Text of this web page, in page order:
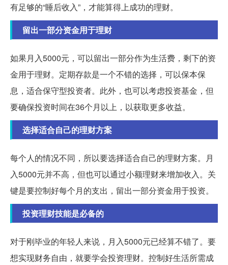
有足够的“睡后收入”，才能算得上成功的理财。
留出一部分资金用于理财
如果月入5000元，可以留出一部分作为生活费，剩下的资
金用于理财。定期存款是一个不错的选择，可以保本保
息，适合保守型投资者。此外，也可以考虑投资基金，但
要确保投资时间在36个月以上，以获取更多收益。
选择适合自己的理财方案
每个人的情况不同，所以要选择适合自己的理财方案。月
入5000元并不高，但也可以通过小额理财来增加收入。关
键是要控制好每个月的支出，留出一部分资金用于投资。
投资理财技能是必备的
对于刚毕业的年轻人来说，月入5000元已经算不错了。要
想实现财务自由，就要学会投资理财。控制好生活所需成